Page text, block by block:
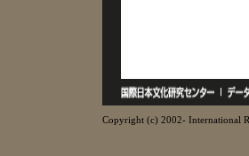
Copyright (c) 2002- International